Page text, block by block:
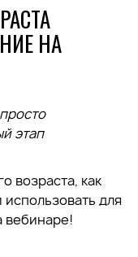
НА
этап
возраста, как
для
вебинаре!